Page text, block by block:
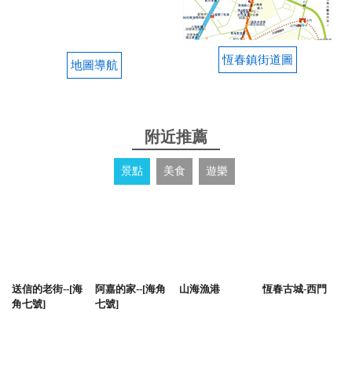
地圖導航 恆春鎮街道圖
附近推薦
景點 美食 遊樂
送信的老街--[海
角七號]
阿嘉的家--[海角
七號]
山海漁港 恆春古城-西門